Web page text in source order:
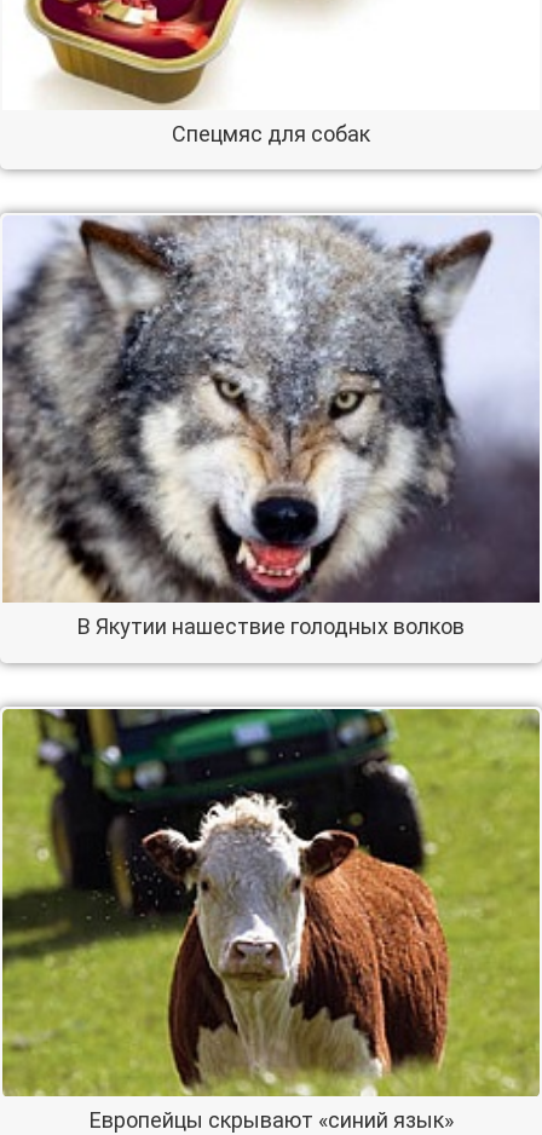
Спецмяс для собак
В Якутии нашествие голодных волков
Европейцы скрывают «синий язык»